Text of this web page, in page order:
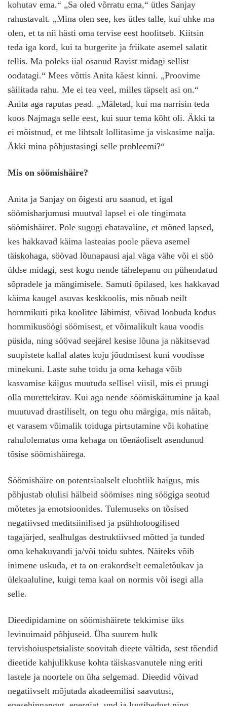
kohutav ema.“ „Sa oled võrratu ema,“ ütles Sanjay
rahustavalt. „Mina olen see, kes ütles talle, kui uhke ma
olen, et ta nii hästi oma tervise eest hoolitseb. Kiitsin
teda iga kord, kui ta burgerite ja friikate asemel salatit
tellis. Ma poleks iial osanud Ravist midagi sellist
oodatagi.“ Mees võttis Anita käest kinni. „Proovime
säilitada rahu. Me ei tea veel, milles täpselt asi on.“
Anita aga raputas pead. „Mäletad, kui ma narrisin teda
koos Najmaga selle eest, kui suur tema kõht oli. Äkki ta
ei mõistnud, et me lihtsalt lollitasime ja viskasime nalja.
Äkki mina põhjustasingi selle probleemi?“
Mis on söömishäire?
Anita ja Sanjay on õigesti aru saanud, et igal
söömisharjumusi muutval lapsel ei ole tingimata
söömishäiret. Pole sugugi ebatavaline, et mõned lapsed,
kes hakkavad käima lasteaias poole päeva asemel
täiskohaga, söövad lõunapausi ajal väga vähe või ei söö
üldse midagi, sest kogu nende tähelepanu on pühendatud
sõpradele ja mängimisele. Samuti õpilased, kes hakkavad
käima kaugel asuvas keskkoolis, mis nõuab neilt
hommikuti pika koolitee läbimist, võivad loobuda kodus
hommikusöögi söömisest, et võimalikult kaua voodis
püsida, ning söövad seejärel kesise lõuna ja näkitsevad
suupistete kallal alates koju jõudmisest kuni voodisse
minekuni. Laste suhe toidu ja oma kehaga võib
kasvamise käigus muutuda sellisel viisil, mis ei pruugi
olla murettekitav. Kui aga nende söömiskäitumine ja kaal
muutuvad drastiliselt, on tegu ohu märgiga, mis näitab,
et varasem võimalik toiduga pirtsutamine või kohatine
rahulolematus oma kehaga on tõenäoliselt asendunud
tõsise söömishäirega.
Söömishäire on potentsiaalselt eluohtlik haigus, mis
põhjustab olulisi hälbeid söömises ning söögiga seotud
mõtetes ja emotsioonides. Tulemuseks on tõsised
negatiivsed meditsiinilised ja psühholoogilised
tagajärjed, sealhulgas destruktiivsed mõtted ja tunded
oma kehakuvandi ja/või toidu suhtes. Näiteks võib
inimene uskuda, et ta on erakordselt eemaletõukav ja
ülekaaluline, kuigi tema kaal on normis või isegi alla
selle.
Dieedipidamine on söömishäirete tekkimise üks
levinuimaid põhjuseid. Üha suurem hulk
tervishoiuspetsialiste soovitab dieete vältida, sest tõendid
dieetide kahjulikkuse kohta täiskasvanutele ning eriti
lastele ja noortele on üha selgemad. Dieedid võivad
negatiivselt mõjutada akadeemilisi saavutusi,